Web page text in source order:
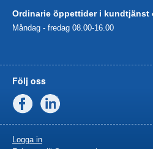
Ordinarie öppettider i kundtjänst
Måndag - fredag 08.00-16.00
Följ oss
Facebook
Logga in